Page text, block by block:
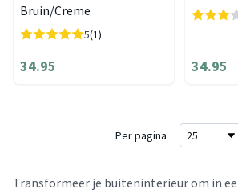
Bruin/Creme
5(1)
34.95 34.95
Per pagina
Transformeer je buiteninterieur om in